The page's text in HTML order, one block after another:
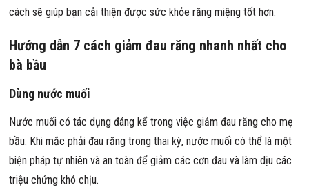
cách sẽ giúp bạn cải thiện được sức khỏe răng miệng tốt hơn.
Hướng dẫn 7 cách giảm đau răng nhanh nhất cho
bà bầu
Dùng nước muối
Nước muối có tác dụng đáng kể trong việc giảm đau răng cho mẹ
bầu. Khi mắc phải đau răng trong thai kỳ, nước muối có thể là một
biện pháp tự nhiên và an toàn để giảm các cơn đau và làm dịu các
triệu chứng khó chịu.